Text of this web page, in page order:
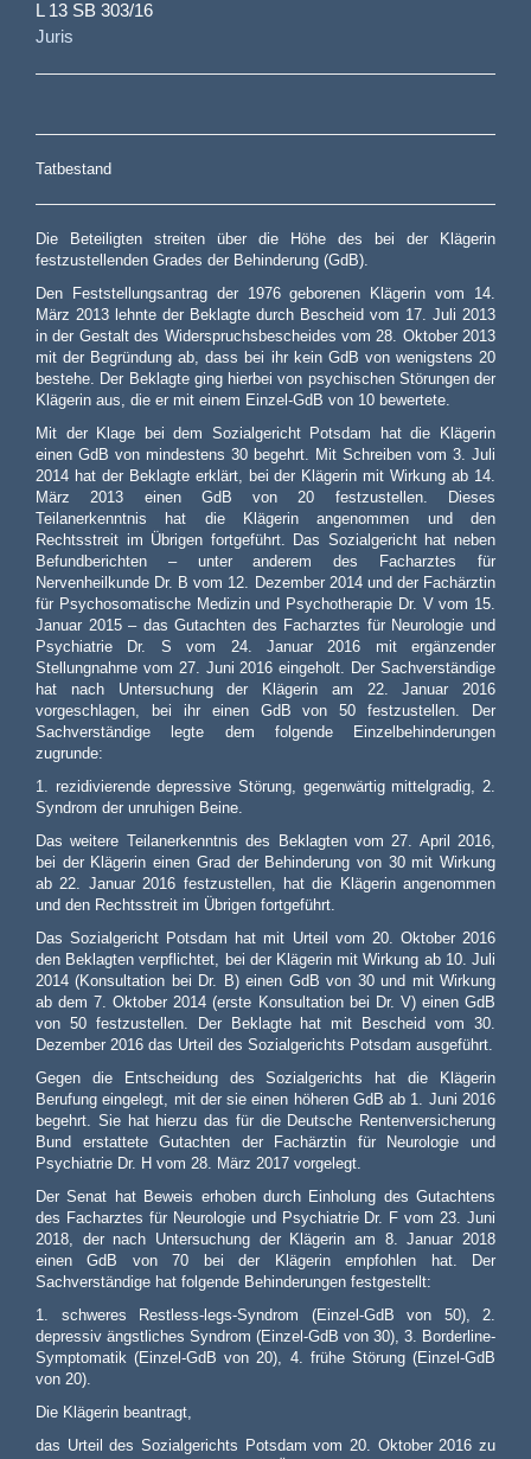
L 13 SB 303/16
Juris
Tatbestand
Die Beteiligten streiten über die Höhe des bei der Klägerin
festzustellenden Grades der Behinderung (GdB).
Den Feststellungsantrag der 1976 geborenen Klägerin vom 14.
März 2013 lehnte der Beklagte durch Bescheid vom 17. Juli 2013
in der Gestalt des Widerspruchsbescheides vom 28. Oktober 2013
mit der Begründung ab, dass bei ihr kein GdB von wenigstens 20
bestehe. Der Beklagte ging hierbei von psychischen Störungen der
Klägerin aus, die er mit einem Einzel-GdB von 10 bewertete.
Mit der Klage bei dem Sozialgericht Potsdam hat die Klägerin
einen GdB von mindestens 30 begehrt. Mit Schreiben vom 3. Juli
2014 hat der Beklagte erklärt, bei der Klägerin mit Wirkung ab 14.
März 2013 einen GdB von 20 festzustellen. Dieses
Teilanerkenntnis hat die Klägerin angenommen und den
Rechtsstreit im Übrigen fortgeführt. Das Sozialgericht hat neben
Befundberichten – unter anderem des Facharztes für
Nervenheilkunde Dr. B vom 12. Dezember 2014 und der Fachärztin
für Psychosomatische Medizin und Psychotherapie Dr. V vom 15.
Januar 2015 – das Gutachten des Facharztes für Neurologie und
Psychiatrie Dr. S vom 24. Januar 2016 mit ergänzender
Stellungnahme vom 27. Juni 2016 eingeholt. Der Sachverständige
hat nach Untersuchung der Klägerin am 22. Januar 2016
vorgeschlagen, bei ihr einen GdB von 50 festzustellen. Der
Sachverständige legte dem folgende Einzelbehinderungen
zugrunde:
1. rezidivierende depressive Störung, gegenwärtig mittelgradig, 2.
Syndrom der unruhigen Beine.
Das weitere Teilanerkenntnis des Beklagten vom 27. April 2016,
bei der Klägerin einen Grad der Behinderung von 30 mit Wirkung
ab 22. Januar 2016 festzustellen, hat die Klägerin angenommen
und den Rechtsstreit im Übrigen fortgeführt.
Das Sozialgericht Potsdam hat mit Urteil vom 20. Oktober 2016
den Beklagten verpflichtet, bei der Klägerin mit Wirkung ab 10. Juli
2014 (Konsultation bei Dr. B) einen GdB von 30 und mit Wirkung
ab dem 7. Oktober 2014 (erste Konsultation bei Dr. V) einen GdB
von 50 festzustellen. Der Beklagte hat mit Bescheid vom 30.
Dezember 2016 das Urteil des Sozialgerichts Potsdam ausgeführt.
Gegen die Entscheidung des Sozialgerichts hat die Klägerin
Berufung eingelegt, mit der sie einen höheren GdB ab 1. Juni 2016
begehrt. Sie hat hierzu das für die Deutsche Rentenversicherung
Bund erstattete Gutachten der Fachärztin für Neurologie und
Psychiatrie Dr. H vom 28. März 2017 vorgelegt.
Der Senat hat Beweis erhoben durch Einholung des Gutachtens
des Facharztes für Neurologie und Psychiatrie Dr. F vom 23. Juni
2018, der nach Untersuchung der Klägerin am 8. Januar 2018
einen GdB von 70 bei der Klägerin empfohlen hat. Der
Sachverständige hat folgende Behinderungen festgestellt:
1. schweres Restless-legs-Syndrom (Einzel-GdB von 50), 2.
depressiv ängstliches Syndrom (Einzel-GdB von 30), 3. Borderline-
Symptomatik (Einzel-GdB von 20), 4. frühe Störung (Einzel-GdB
von 20).
Die Klägerin beantragt,
das Urteil des Sozialgerichts Potsdam vom 20. Oktober 2016 zu